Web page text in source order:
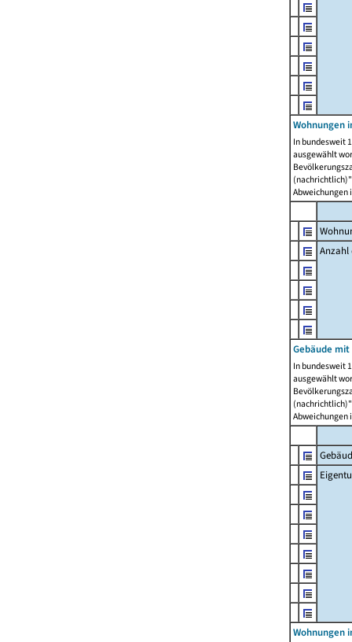
Wohnungen
In bundesweit
ausgewählt
Abweichungen
Anzahl
Gebäude
In bundesweit
ausgewählt
Abweichungen
Wohnungen